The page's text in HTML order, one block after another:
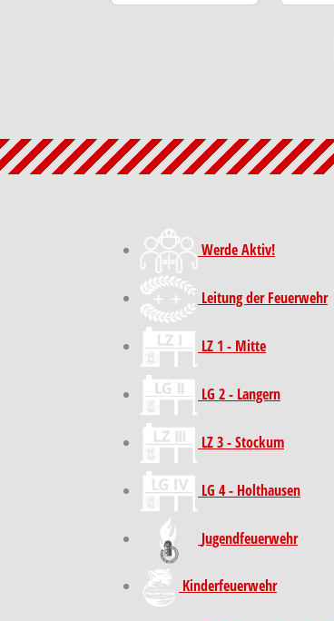
Werde Aktiv!
Leitung der Feuerwehr
LZ 1 - Mitte
LG 2 - Langern
LZ 3 - Stockum
LG 4 - Holthausen
Jugendfeuerwehr
Kinder­feuer­wehr